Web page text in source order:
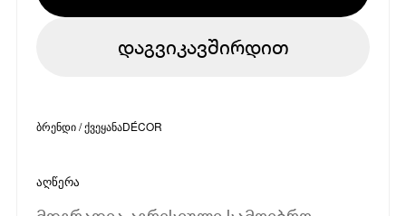
დაგვიკავშირდით
ბრენდი / ქვეყანაDÉCOR
აღწერა